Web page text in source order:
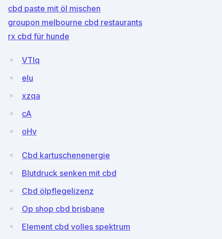
cbd paste mit öl mischen
groupon melbourne cbd restaurants
rx cbd für hunde
VTlq
eIu
xzqa
cA
oHv
Cbd kartuschenenergie
Blutdruck senken mit cbd
Cbd ölpflegelizenz
Op shop cbd brisbane
Element cbd volles spektrum